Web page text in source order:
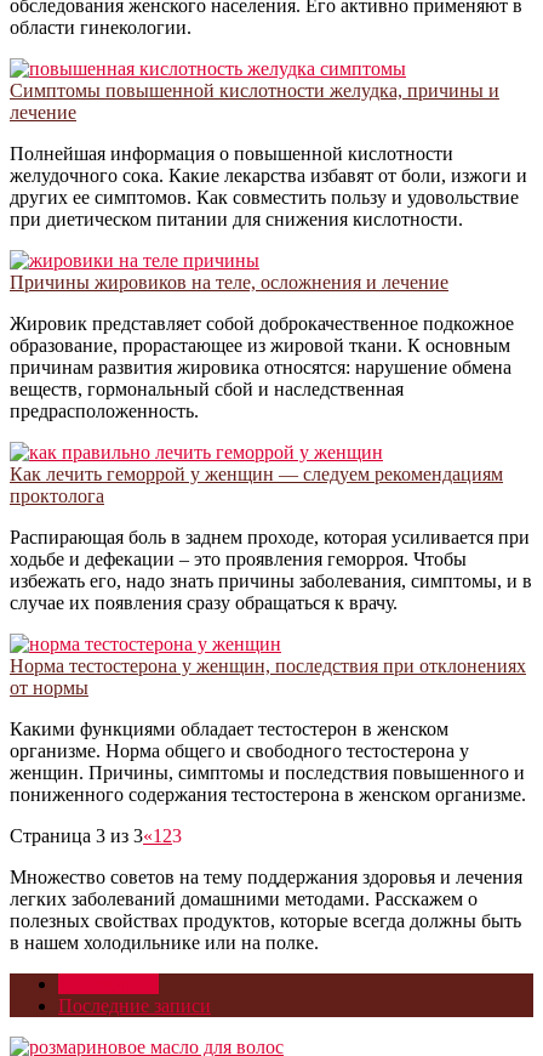
обследования женского населения. Его активно применяют в
области гинекологии.
Симптомы повышенной кислотности желудка, причины и
лечение
Полнейшая информация о повышенной кислотности
желудочного сока. Какие лекарства избавят от боли, изжоги и
других ее симптомов. Как совместить пользу и удовольствие
при диетическом питании для снижения кислотности.
Причины жировиков на теле, осложнения и лечение
Жировик представляет собой доброкачественное подкожное
образование, прорастающее из жировой ткани. К основным
причинам развития жировика относятся: нарушение обмена
веществ, гормональный сбой и наследственная
предрасположенность.
Как лечить геморрой у женщин — следуем рекомендациям
проктолога
Распирающая боль в заднем проходе, которая усиливается при
ходьбе и дефекации – это проявления геморроя. Чтобы
избежать его, надо знать причины заболевания, симптомы, и в
случае их появления сразу обращаться к врачу.
Норма тестостерона у женщин, последствия при отклонениях
от нормы
Какими функциями обладает тестостерон в женском
организме. Норма общего и свободного тестостерона у
женщин. Причины, симптомы и последствия повышенного и
пониженного содержания тестостерона в женском организме.
Страница 3 из 3«1 23
Множество советов на тему поддержания здоровья и лечения
легких заболеваний домашними методами. Расскажем о
полезных свойствах продуктов, которые всегда должны быть
в нашем холодильнике или на полке.
Последние записи